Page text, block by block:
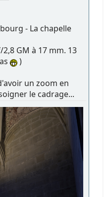
- La chapelle
GM à 17 mm. 13
)
un zoom en
le cadrage...